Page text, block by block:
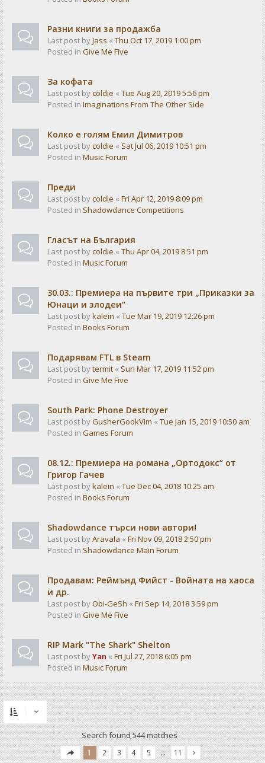
Разни книги за продажба
Last post byJass « Thu Oct 17, 2019 1:00 pm
Posted in Give Me Five
За кофата
Last post bycoldie « Tue Aug 20, 2019 5:56 pm
Posted in Imaginations From The Other Side
Колко е голям Емил Димитров
Last post bycoldie « Sat Jul 06, 2019 10:51 pm
Posted in Music Forum
Преди
Last post bycoldie « Fri Apr 12, 2019 8:09 pm
Posted in Shadowdance Competitions
Гласът на България
Last post bycoldie « Thu Apr 04, 2019 8:51 pm
Posted in Music Forum
30.03.: Премиера на първите три „Приказки за
Юнаци и злодеи“
Last post bykalein « Tue Mar 19, 2019 12:26 pm
Posted in Books Forum
Подарявам FTL в Steam
Last post bytermit « Sun Mar 17, 2019 11:52 pm
Posted in Give Me Five
South Park: Phone Destroyer
Last post byGusherGookVim « Tue Jan 15, 2019 10:50 am
Posted in Games Forum
08.12.: Премиера на романа „Ортодокс“ от
Григор Гачев
Last post bykalein « Tue Dec 04, 2018 10:25 am
Posted in Books Forum
Shadowdance търси нови автори!
Last post byAravala « Fri Nov 09, 2018 2:50 pm
Posted in Shadowdance Main Forum
Продавам: Реймънд Фийст - Войната на хаоса
и др.
Last post byObi-GeSh « Fri Sep 14, 2018 3:59 pm
Posted in Give Me Five
RIP Mark "The Shark" Shelton
Last post byYan « Fri Jul 27, 2018 6:05 pm
Posted in Music Forum
Search found 544 matches
1 2 3 4 5 … 11